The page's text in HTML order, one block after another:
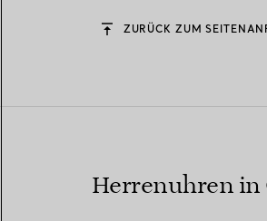
ZURÜCK ZUM
Herrenuhren in